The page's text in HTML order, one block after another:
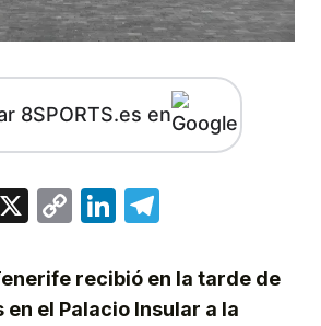
8SPORTS.es en
X
CopyLinkedIn
recibió en la tarde de
el Palacio Insular a la